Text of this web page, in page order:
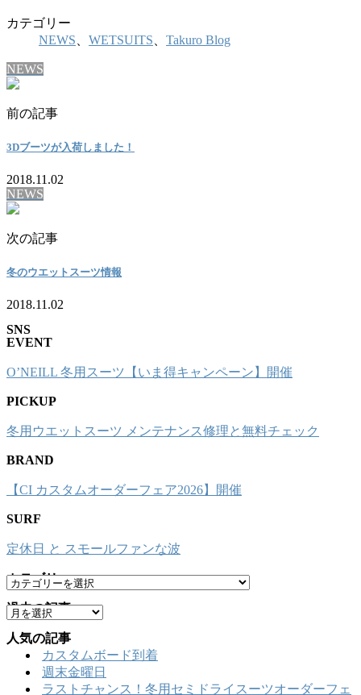
カテゴリー
NEWS
WETSUITS Takuro Blog
NEWS
前の記事
3Dブーツが入荷しました！
2018.11.02
NEWS
次の記事
冬のウエットスーツ情報
2018.11.02
SNS
EVENT
O’NEILL 冬用スーツ【いま得キャンペーン】開催
PICKUP
冬用ウエットスーツ メンテナンス修理と無料チェック
BRAND
【CI カスタムオーダーフェア2026】開催
SURF
定休日 と スモールファンな波
カテゴリー
カ
テ
ゴ
リ
ー
過去の記事
ア
ー
カ
人気の記事
カスタムボード到着
週末金曜日
ラストチャンス！冬用セミドライスーツオーダーフェ